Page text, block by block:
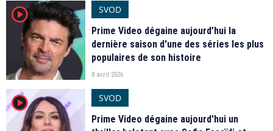
player2
SVOD
Prime Video dégaine aujourd’hui la
dernière saison d'une des séries les plus
populaires de son histoire
8 avril 2026
player2
SVOD
Prime Video dégaine aujourd'hui un